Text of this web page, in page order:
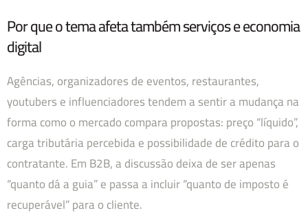
Por que o tema afeta também serviços e economia
digital
Agências, organizadores de eventos, restaurantes,
youtubers e influenciadores tendem a sentir a mudança na
forma como o mercado compara propostas: preço “líquido”,
carga tributária percebida e possibilidade de crédito para o
contratante. Em B2B, a discussão deixa de ser apenas
“quanto dá a guia” e passa a incluir “quanto de imposto é
recuperável” para o cliente.